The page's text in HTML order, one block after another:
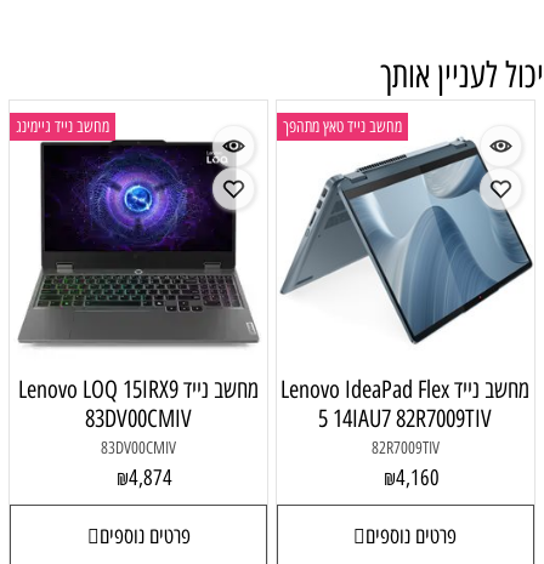
יכול לעניין אותך
מחשב נייד טאץ מתהפך
מחשב נייד Lenovo IdeaPad Flex
5 14IAU7 82R7009TIV
82R7009TIV
₪4,160
פרטים נוספים
מחשב נייד גיימינג
מחשב נייד Lenovo LOQ 15IRX9
83DV00CMIV
83DV00CMIV
₪4,874
פרטים נוספים